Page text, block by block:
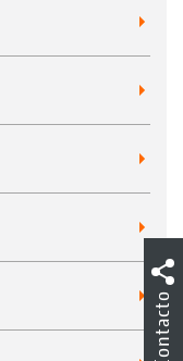
Contacto